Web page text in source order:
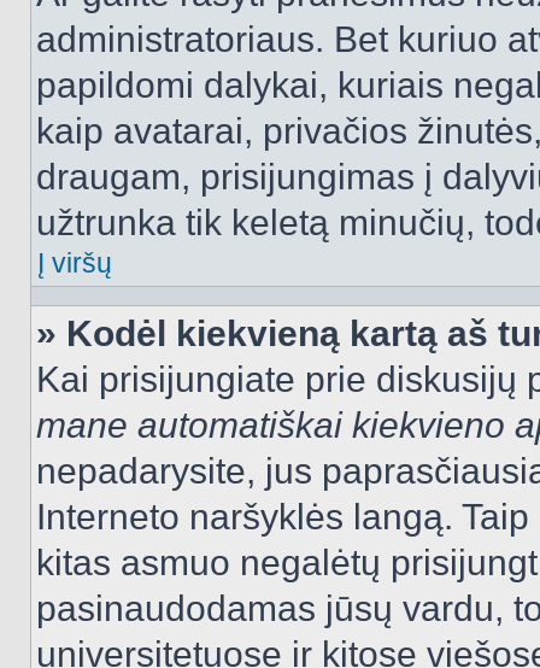
administratoriaus. Bet kuriuo
papildomi dalykai, kuriais
kaip avatarai, privačios
draugam, prisijungimas į
užtrunka tik keletą minučių,
Į viršų
» Kodėl kiekvieną kartą aš
Kai prisijungiate prie diskusijų
mane automatiškai kiekvieno
nepadarysite, jus
Interneto naršyklės langą.
kitas asmuo negalėtų
pasinaudodamas jūsų vardu,
universitetuose ir kitose